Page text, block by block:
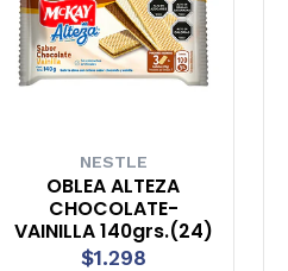
NESTLE
OBLEA ALTEZA
CHOCOLATE-
VAINILLA 140grs.(24)
$1.298